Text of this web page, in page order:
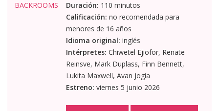
Duración: 110 minutos
Calificación: no recomendada para
menores de 16 años
Idioma original: inglés
Intérpretes: Chiwetel Ejiofor, Renate
Reinsve, Mark Duplass, Finn Bennett,
Lukita Maxwell, Avan Jogia
Estreno: viernes 5 junio 2026